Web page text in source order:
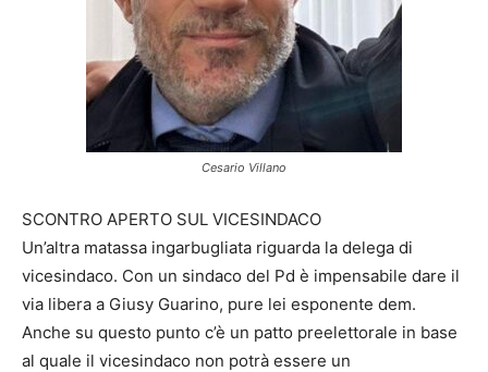
Cesario Villano
SCONTRO APERTO SUL VICESINDACO
Un’altra matassa ingarbugliata riguarda la delega di
vicesindaco. Con un sindaco del Pd è impensabile dare il
via libera a Giusy Guarino, pure lei esponente dem.
Anche su questo punto c’è un patto preelettorale in base
al quale il vicesindaco non potrà essere un